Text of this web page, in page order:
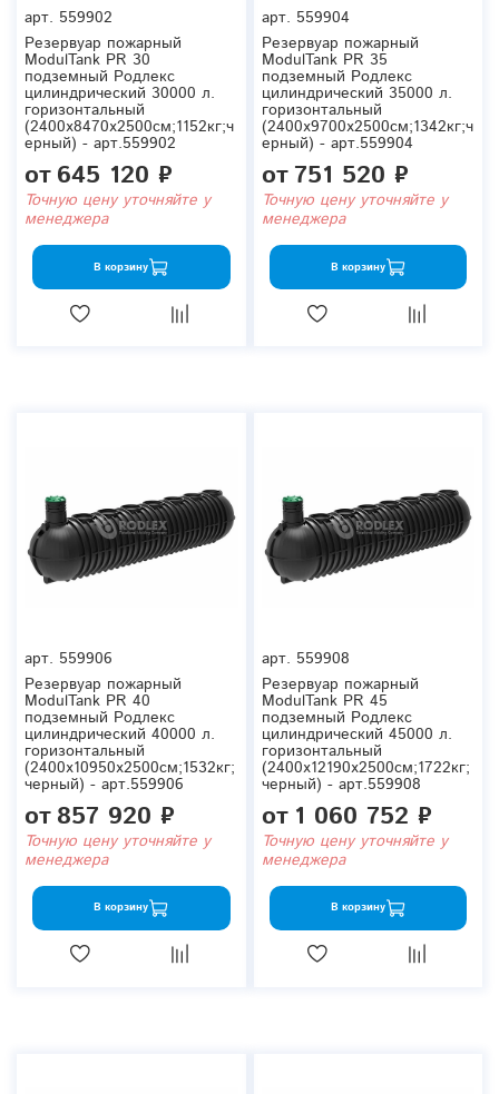
арт. 559902
Резервуар пожарный
ModulTank PR 30
подземный Родлекс
цилиндрический 30000 л.
горизонтальный
(2400x8470x2500см;1152кг;ч
ерный) - арт.559902
от645 120 ₽
Точную цену уточняйте у
менеджера
В корзину
арт. 559904
Резервуар пожарный
ModulTank PR 35
подземный Родлекс
цилиндрический 35000 л.
горизонтальный
(2400x9700x2500см;1342кг;ч
ерный) - арт.559904
от751 520 ₽
Точную цену уточняйте у
менеджера
В корзину
арт. 559906
Резервуар пожарный
ModulTank PR 40
подземный Родлекс
цилиндрический 40000 л.
горизонтальный
(2400x10950x2500см;1532кг;
черный) - арт.559906
от857 920 ₽
Точную цену уточняйте у
менеджера
В корзину
арт. 559908
Резервуар пожарный
ModulTank PR 45
подземный Родлекс
цилиндрический 45000 л.
горизонтальный
(2400x12190x2500см;1722кг;
черный) - арт.559908
от 1 060 752 ₽
Точную цену уточняйте у
менеджера
В корзину